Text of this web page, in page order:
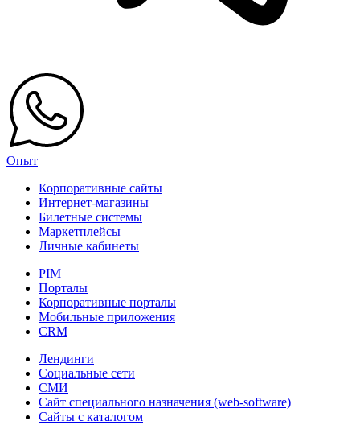
Опыт
Корпоративные сайты
Интернет-магазины
Билетные системы
Маркетплейсы
Личные кабинеты
PIM
Порталы
Корпоративные порталы
Мобильные приложения
CRM
Лендинги
Социальные сети
СМИ
Сайт специального назначения (web-software)
Сайты с каталогом